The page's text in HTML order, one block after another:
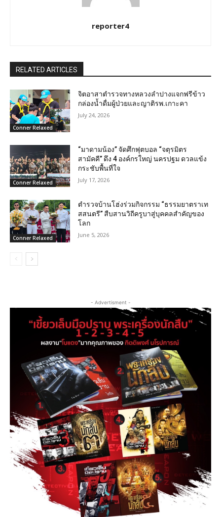
reporter4
RELATED ARTICLES
Conner Relaxed
จิตอาสาตำรวจทางหลวงลำปางแจกฟรีข้าว
กล่องน้ำดื่มผู้ป่วยและญาติรพ.เกาะคา
July 24, 2026
Conner Relaxed
“มาดามน้อง” จัดศึกฟุตบอล “จตุรมิตร
สามัคคี” ดึง 4 องค์กรใหญ่ นครปฐม ดวลแข้ง
กระชับพื้นที่ใจ
July 17, 2026
Conner Relaxed
ตำรวจบ้านโฮ่งร่วมกิจกรรม “ธรรมยาตราเท
สสนตรี” สืบสานวิถีครูบาสู่บุคคลสำคัญของ
โลก
June 5, 2026
- Advertisment -